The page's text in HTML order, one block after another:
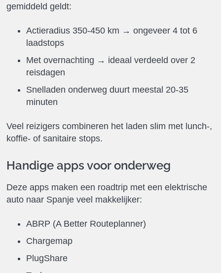
gemiddeld geldt:
Actieradius 350-450 km → ongeveer 4 tot 6
laadstops
Met overnachting → ideaal verdeeld over 2
reisdagen
Snelladen onderweg duurt meestal 20-35
minuten
Veel reizigers combineren het laden slim met lunch-,
koffie- of sanitaire stops.
Handige apps voor onderweg
Deze apps maken een roadtrip met een elektrische
auto naar Spanje veel makkelijker:
ABRP (A Better Routeplanner)
Chargemap
PlugShare